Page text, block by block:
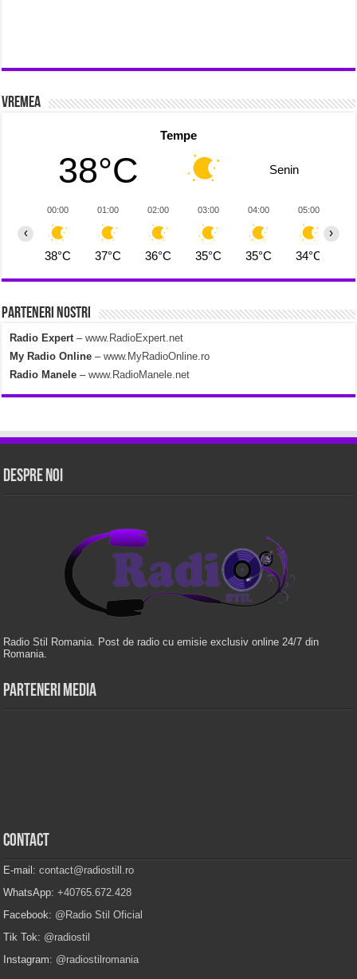
Vremea
Tempe
38°C Senin
00:00
38°C
01:00
37°C
02:00
36°C
03:00
35°C
04:00
35°C
05:00
34°C
‹ ›
Parteneri Nostri
Radio Expert–www.RadioExpert.net
My Radio Online –www.MyRadioOnline.ro
Radio Manele–www.RadioManele.net
Despre Noi
Radio Stil Romania. Post de radio cu emisie exclusiv online 24/7 din
Romania.
Parteneri Media
Contact
E-mail:contact@radiostill.ro
WhatsApp:+40765.672.428
Facebook: @Radio Stil Oficial
Tik Tok: @radiostil
Instagram: @radiostilromania